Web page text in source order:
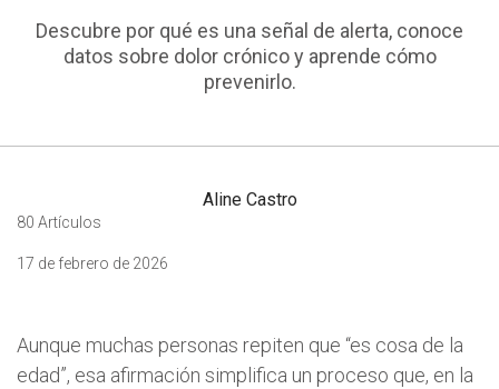
Descubre por qué es una señal de alerta, conoce
datos sobre dolor crónico y aprende cómo
prevenirlo.
Aline Castro
80 Artículos
17 de febrero de 2026
Aunque muchas personas repiten que “es cosa de la
edad”, esa afirmación simplifica un proceso que, en la